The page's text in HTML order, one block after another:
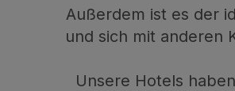
Außerdem ist es der
und sich mit anderen
Unsere Hotels